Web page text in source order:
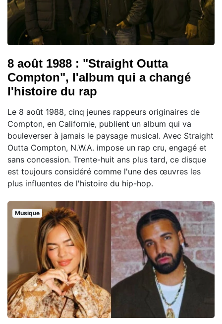
8 août 1988 : "Straight Outta
Compton", l'album qui a changé
l'histoire du rap
Le 8 août 1988, cinq jeunes rappeurs originaires de
Compton, en Californie, publient un album qui va
bouleverser à jamais le paysage musical. Avec Straight
Outta Compton, N.W.A. impose un rap cru, engagé et
sans concession. Trente-huit ans plus tard, ce disque
est toujours considéré comme l'une des œuvres les
plus influentes de l'histoire du hip-hop.
Musique